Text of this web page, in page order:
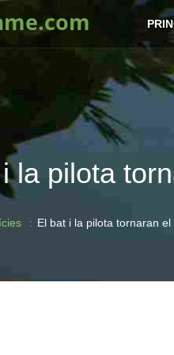
la pilota
El bat i la pilota tornaran